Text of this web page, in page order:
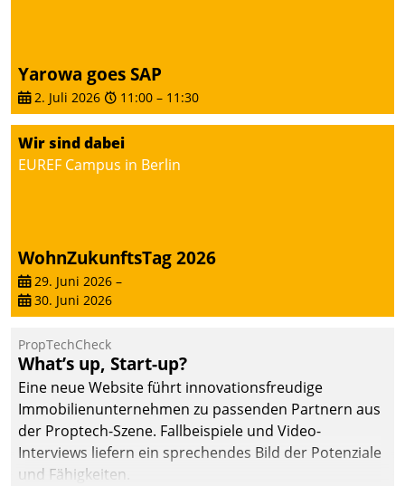
zielgerichtete
Mieterbefragungen – eine
starke Grundlage für
intelligente,
datengestützte
Entscheidungen.
Yarowa goes SAP
2. Juli 2026 11:00 – 11:30
Wir sind dabei
EUREF Campus in Berlin
WohnZukunftsTag 2026
29. Juni 2026 –
30. Juni 2026
PropTechCheck
What’s up, Start-up?
Eine neue Website führt innovationsfreudige
Immobilienunternehmen zu passenden Partnern aus
der Proptech-Szene. Fallbeispiele und Video-
Interviews liefern ein sprechendes Bild der Potenziale
und Fähigkeiten.